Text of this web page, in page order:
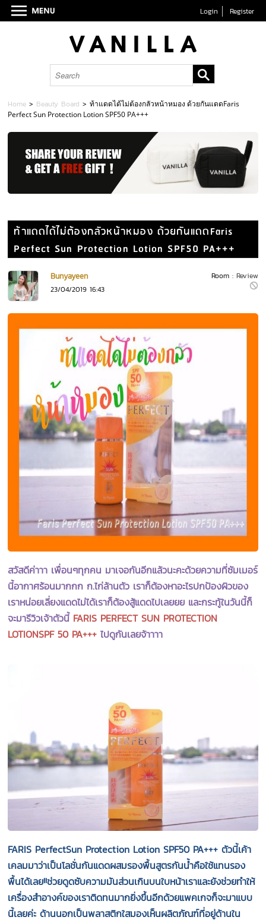
Login Register
Home > Beauty Board >ท้าแดดได้ไม่ต้องกลัวหน้าหมอง ด้วยกันแดดFaris
Perfect Sun Protection Lotion SPF50 PA+++
ท้าแดดได้ไม่ต้องกลัวหน้าหมอง ด้วยกันแดดFaris
Perfect Sun Protection Lotion SPF50 PA+++
Room : Review
Bunyayeen
23/04/2019 16:43
สวัสดีค่าาา เพื่อนๆทุกคน มาเจอกันอีกแล้วนะคะด้วยความที่ซัมเมอร์
นี้อากาศร้อนมากกก ก.ไก่ล้านตัว เราก็ต้องหาอะไรปกป้องผิวของ
เราหน่อยเลี่ยงแดดไม่ได้เราก็ต้องสู้แดดไปเลยยย และกระทู้ในวันนี้ก็
จะมารีวิวเจ้าตัวนี้FARIS PERFECT SUN PROTECTION
LOTIONSPF 50 PA+++ไปดูกันเลยจ้าาาา
FARIS PerfectSun Protection Lotion SPF50 PA+++ ตัวนี้เค้า
เคลมมาว่าเป็นโลชั่นกันแดดผสมรองพื้นสูตรกันน้ำคือใช้แทนรอง
พื้นได้เลย!!ช่วยดูดซับความมันส่วนเกินบนใบหน้าเราและยังช่วยทำให้
เครื่องสำอางค์ของเราติดทนมากยิ่งขึ้นอีกด้วยแพคเกจก็จะมาแบบ
นี้เลยค่ะ ด้านนอกเป็นพลาสติกใสมองเห็นผลิตภัณฑ์ที่อยู่ด้านใน